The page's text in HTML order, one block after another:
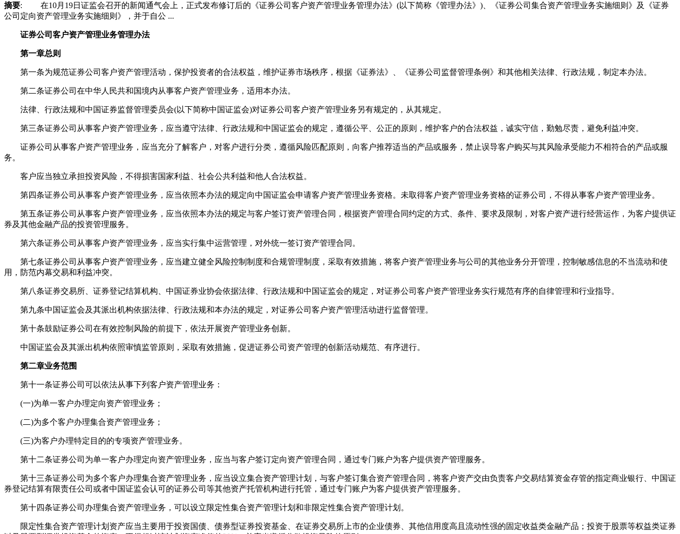
摘要: 在10月19日证监会召开的新闻通气会上，正式发布修订后的《证券公司客户资产管理业务管理办法》(以下简称《管理办法》)、《证券公司集合资产管理业务实施细则》及《证券
公司定向资产管理业务实施细则》，并于自公 ...
证券公司客户资产管理业务管理办法
第一章总则
第一条为规范证券公司客户资产管理活动，保护投资者的合法权益，维护证券市场秩序，根据《证券法》、《证券公司监督管理条例》和其他相关法律、行政法规，制定本办法。
第二条证券公司在中华人民共和国境内从事客户资产管理业务，适用本办法。
法律、行政法规和中国证券监督管理委员会(以下简称中国证监会)对证券公司客户资产管理业务另有规定的，从其规定。
第三条证券公司从事客户资产管理业务，应当遵守法律、行政法规和中国证监会的规定，遵循公平、公正的原则，维护客户的合法权益，诚实守信，勤勉尽责，避免利益冲突。
证券公司从事客户资产管理业务，应当充分了解客户，对客户进行分类，遵循风险匹配原则，向客户推荐适当的产品或服务，禁止误导客户购买与其风险承受能力不相符合的产品或服
务。
客户应当独立承担投资风险，不得损害国家利益、社会公共利益和他人合法权益。
第四条证券公司从事客户资产管理业务，应当依照本办法的规定向中国证监会申请客户资产管理业务资格。未取得客户资产管理业务资格的证券公司，不得从事客户资产管理业务。
第五条证券公司从事客户资产管理业务，应当依照本办法的规定与客户签订资产管理合同，根据资产管理合同约定的方式、条件、要求及限制，对客户资产进行经营运作，为客户提供证
券及其他金融产品的投资管理服务。
第六条证券公司从事客户资产管理业务，应当实行集中运营管理，对外统一签订资产管理合同。
第七条证券公司从事客户资产管理业务，应当建立健全风险控制制度和合规管理制度，采取有效措施，将客户资产管理业务与公司的其他业务分开管理，控制敏感信息的不当流动和使
用，防范内幕交易和利益冲突。
第八条证券交易所、证券登记结算机构、中国证券业协会依据法律、行政法规和中国证监会的规定，对证券公司客户资产管理业务实行规范有序的自律管理和行业指导。
第九条中国证监会及其派出机构依据法律、行政法规和本办法的规定，对证券公司客户资产管理活动进行监督管理。
第十条鼓励证券公司在有效控制风险的前提下，依法开展资产管理业务创新。
中国证监会及其派出机构依照审慎监管原则，采取有效措施，促进证券公司资产管理的创新活动规范、有序进行。
第二章业务范围
第十一条证券公司可以依法从事下列客户资产管理业务：
(一)为单一客户办理定向资产管理业务；
(二)为多个客户办理集合资产管理业务；
(三)为客户办理特定目的的专项资产管理业务。
第十二条证券公司为单一客户办理定向资产管理业务，应当与客户签订定向资产管理合同，通过专门账户为客户提供资产管理服务。
第十三条证券公司为多个客户办理集合资产管理业务，应当设立集合资产管理计划，与客户签订集合资产管理合同，将客户资产交由负责客户交易结算资金存管的指定商业银行、中国证
券登记结算有限责任公司或者中国证监会认可的证券公司等其他资产托管机构进行托管，通过专门账户为客户提供资产管理服务。
第十四条证券公司办理集合资产管理业务，可以设立限定性集合资产管理计划和非限定性集合资产管理计划。
限定性集合资产管理计划资产应当主要用于投资国债、债券型证券投资基金、在证券交易所上市的企业债券、其他信用度高且流动性强的固定收益类金融产品；投资于股票等权益类证券